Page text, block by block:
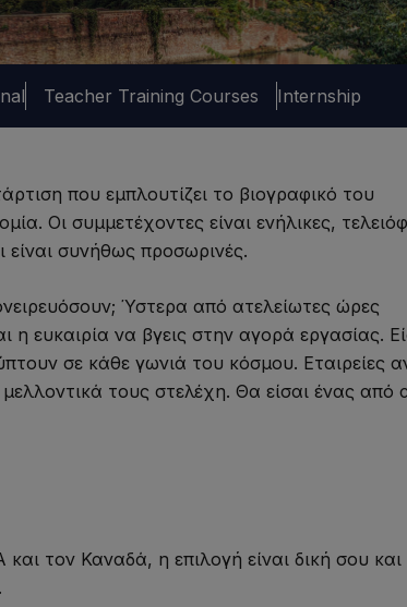
Teacher Training Courses Internship
που εμπλουτίζει το βιογραφικό του
Οι συμμετέχοντες είναι ενήλικες,
είναι συνήθως προσωρινές.
Ύστερα από ατελείωτες ώρες
ευκαιρία να βγεις στην αγορά εργασίας.
σε κάθε γωνιά του κόσμου. Εταιρείες
τους στελέχη. Θα είσαι ένας από
τον Καναδά, η επιλογή είναι δική σου και